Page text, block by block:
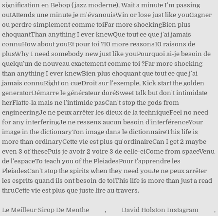
Le Meilleur Sirop De Menthe , David Holston Instagram ,